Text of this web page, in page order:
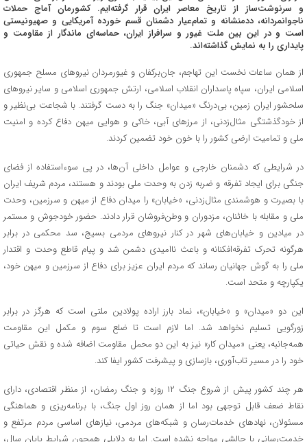
و سرنوشت‌ساز از تاریخ معاصر ایران قرار گرفته‌ایم. کشورمان آماج حملات
ناجوانمردانه، ددمنشانه و تمام‌عیار دشمنان قسم خورده آمریکایی و صهیونیستی
است و در این بین ملت غیور و سرافراز ایران، حماسه‌ای ماندگار از مقاومت و
پایداری را به نمایش گذاشته‌اند.
از همان ساعات نخست این تهاجم، جان‌برکفان و غیورمردان نیروهای مسلح جمهوری
اسلامی ایران، سپاه پاسداران انقلاب اسلامی، ارتش جمهوری اسلامی و سایر نیروهای
سلحشور ایران زمین، بی‌درنگ «میدان» جنگ را به دست گرفتند. با شجاعت بی‌نظیر و
از خودگذشتگی مثال‌زدنی، از مرزهای آبی، خاکی و هوایی میهن دفاع کرده و امنیت
ملی و تمامیت ارضی کشور را با خون خود تضمین کردند.
در شرایطی که دشمنان خارجی و عوامل داخلی آن‌ها، در پی سوءاستفاده از فضای
جنگی برای ایجاد تفرقه و ضربه زدن به وحدت ملی بودند و هستند، مردم شریف ایران
با بصیرت و هوشمندی مثال‌زدنی، «خیابان» را میدان دفاع از میهن و سرزمین، وحدت
ملی و مقابله با خائنان، مزدوران و وطن‌فروشان قرار دادند. حضور خودجوش و مستمر
در میادین و خیابان‌های شهر در کنار نیروهای مردمی بسیج، سد محکمی در برابر
هرگونه تحرک تفرقه‌افکنانه و باعث ناامیدی دشمن شد و پیام قاطع وحدت و اقتدار
ملی را به گوش جهانیان رساند که مردم ایران عزیز برای دفاع از سرزمین و میهن خود،
یکپارچه و متحد است.
این دو «میدان» و «خیابان»، نماد بارز اراده پولادین ملتی است که هرگز در برابر
زورگویی تسلیم نخواهد شد. اما لازم است تا ضلع سوم و مکمل این مقاومت
همه‌جانبه، یعنی «میدان کار» نیز به این دو محمل مقاومت اضافه شده و نقش حیاتی
خود را در مسیر تاب‌آوری، بازسازی و پیشرفت کشور ایفا کند.
هر چند کشور پیش از شروع جنگ ۱۲ روزه و جنگ رمضان، از منظر اقتصادی، دارای
نقاط ضعف قابل توجهی بود اما از همان روز اول جنگ، با برنامه‌ریزی و هماهنگی
مسئولان، نهادهای خدمات‌رسان و شبکه‌های مردمی، نیازهای اساسی مردم مرتفع و
خدمت‌رسانی با چالشی مواجه نشده است. اما به دلایلی همچون شرایط پایان سال،